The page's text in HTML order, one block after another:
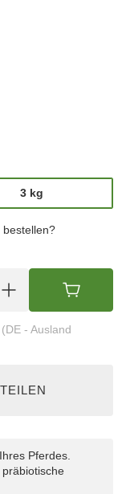
3 kg
3 kg
bestellen?
(DE - Ausland
Pferdes.